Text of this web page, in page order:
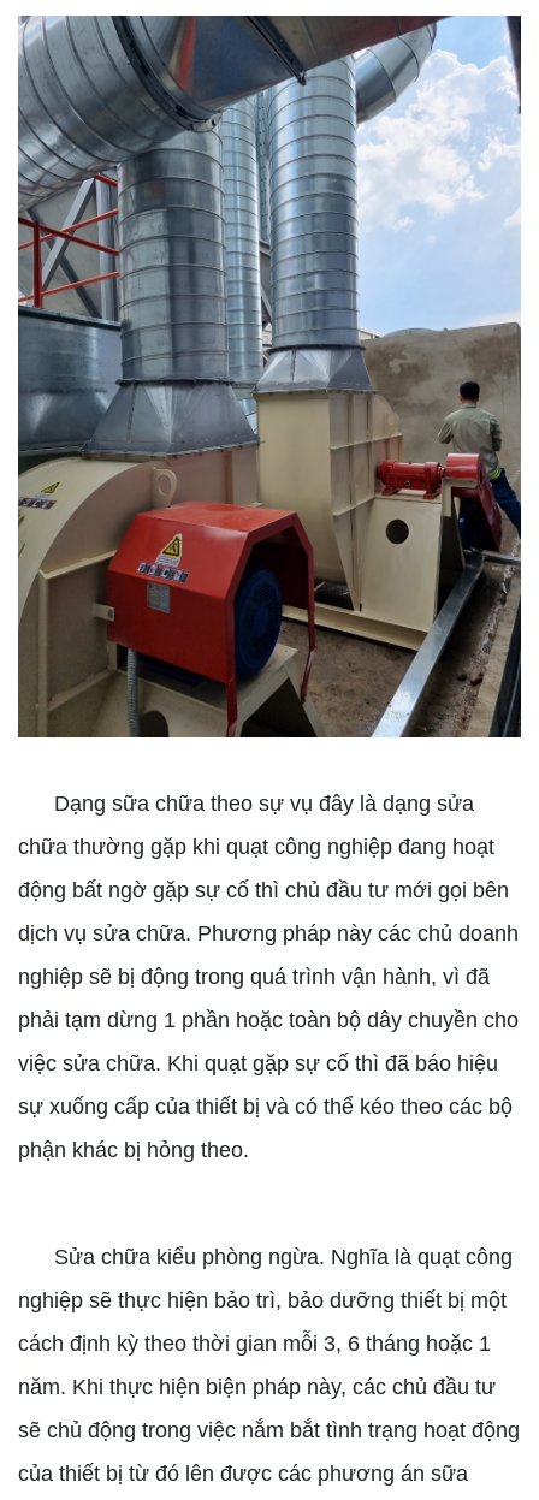
Dạng sữa chữa theo sự vụ đây là dạng sửa
chữa thường gặp khi quạt công nghiệp đang hoạt
động bất ngờ gặp sự cố thì chủ đầu tư mới gọi bên
dịch vụ sửa chữa. Phương pháp này các chủ doanh
nghiệp sẽ bị động trong quá trình vận hành, vì đã
phải tạm dừng 1 phần hoặc toàn bộ dây chuyền cho
việc sửa chữa. Khi quạt gặp sự cố thì đã báo hiệu
sự xuống cấp của thiết bị và có thể kéo theo các bộ
phận khác bị hỏng theo.
Sửa chữa kiểu phòng ngừa. Nghĩa là quạt công
nghiệp sẽ thực hiện bảo trì, bảo dưỡng thiết bị một
cách định kỳ theo thời gian mỗi 3, 6 tháng hoặc 1
năm. Khi thực hiện biện pháp này, các chủ đầu tư
sẽ chủ động trong việc nắm bắt tình trạng hoạt động
của thiết bị từ đó lên được các phương án sữa